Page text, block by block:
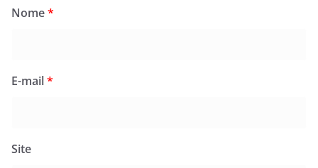
Nome*
E-mail*
Site